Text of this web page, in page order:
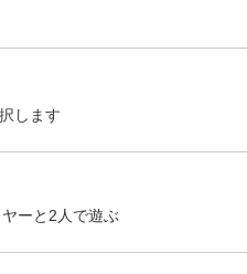
します
ーと2人で遊ぶ